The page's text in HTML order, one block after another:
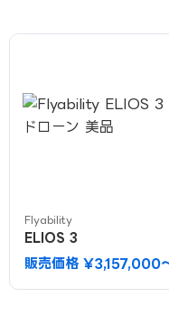
Flyability
ELIOS 3
販売価格 ¥3,157,000